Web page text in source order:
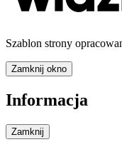
Szablon strony
Zamknij okno
Informacja
Zamknij